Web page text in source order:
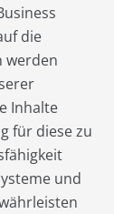
die
werden
Inhalte
für diese zu
und